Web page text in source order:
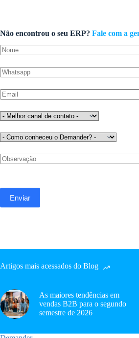
Não encontrou o seu ERP? Fale com a
Artigos mais acessados do Blog
As maiores tendências em
vendas B2B para o segundo
semestre de 2026